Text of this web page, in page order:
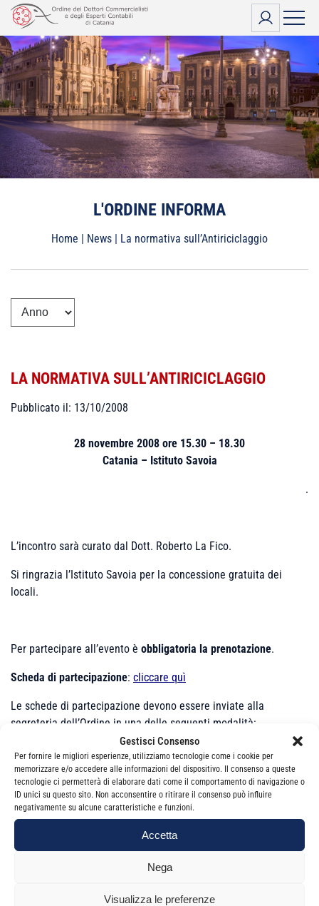
Gestisci Consenso
Per fornire le migliori esperienze, utilizziamo tecnologie come i cookie per
memorizzare e/o accedere alle informazioni del dispositivo. Il consenso a queste
tecnologie ci permetterà di elaborare dati come il comportamento di navigazione o
ID unici su questo sito. Non acconsentire o ritirare il consenso può influire
negativamente su alcune caratteristiche e funzioni.
Accetta
Nega
Visualizza le preferenze
Vai
contenuto
L'ORDINE INFORMA
Home | News | La normativa sull’Antiriciclaggio
LA NORMATIVA SULL’ANTIRICICLAGGIO
Pubblicato il: 13/10/2008
28 novembre 2008 ore 15.30 – 18.30
Catania – Istituto Savoia
.
L’incontro sarà curato dal Dott. Roberto La Fico.
Si ringrazia l’Istituto Savoia per la concessione gratuita dei
locali.
Per partecipare all’evento è obbligatoria la prenotazione.
Scheda di partecipazione: cliccare quì
Le schede di partecipazione devono essere inviate alla
segreteria dell’Ordine in una delle seguenti modalità:
– via mail all’indirizzo
tirocinanti@ordinecommercialisticatania.it
– via fax al numero 095 445913